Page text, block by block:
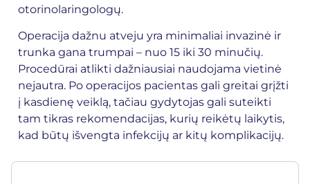
otorinolaringologų.
Operacija dažnu atveju yra minimaliai invazinė ir
trunka gana trumpai – nuo 15 iki 30 minučių.
Procedūrai atlikti dažniausiai naudojama vietinė
nejautra. Po operacijos pacientas gali greitai grįžti
į kasdienę veiklą, tačiau gydytojas gali suteikti
tam tikras rekomendacijas, kurių reikėtų laikytis,
kad būtų išvengta infekcijų ar kitų komplikacijų.